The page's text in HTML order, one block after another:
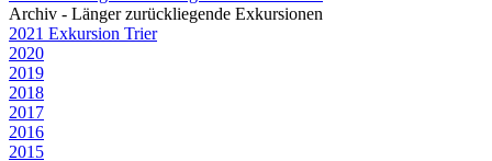
Archiv - Länger zurückliegende Exkursionen
2021 Exkursion Trier
2020
2019
2018
2017
2016
2015